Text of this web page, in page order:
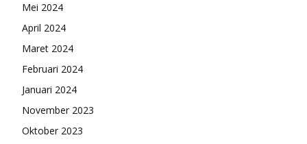
Mei 2024
April 2024
Maret 2024
Februari 2024
Januari 2024
November 2023
Oktober 2023